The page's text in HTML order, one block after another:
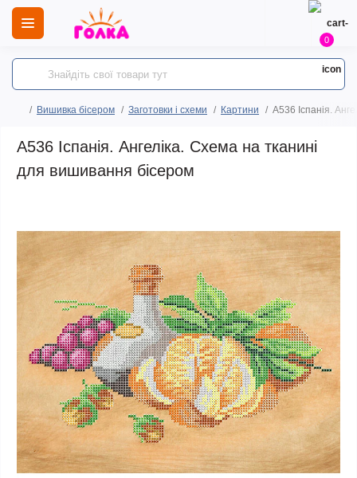
0
Вишивка бісером Заготовки і схеми Картини A536 Іспанія.
A536 Іспанія. Ангеліка. Схема на тканині
для вишивання бісером